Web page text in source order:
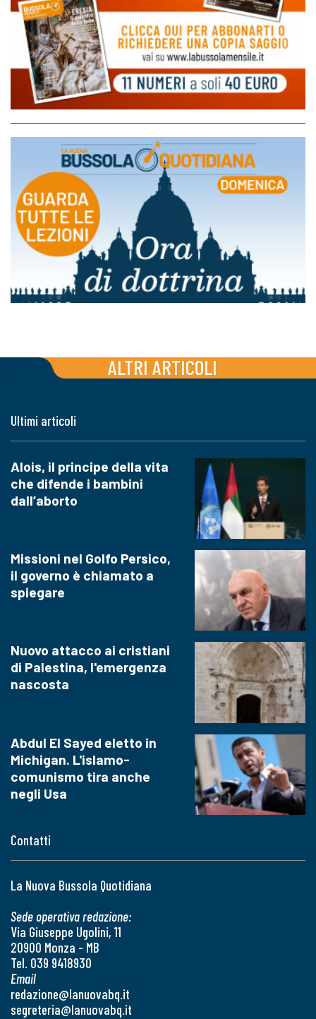
ALTRI ARTICOLI
Contatti
La Nuova Bussola Quotidiana
Sede operativa redazione:
Via Giuseppe Ugolini, 11
20900 Monza - MB
Tel. 039 9418930
Email
redazione@lanuovabq.it
segreteria@lanuovabq.it
Ultimi articoli
Alois, il principe della vita
che difende i bambini
dall’aborto
Missioni nel Golfo Persico,
il governo è chiamato a
spiegare
Nuovo attacco ai cristiani
di Palestina, l'emergenza
nascosta
Abdul El Sayed eletto in
Michigan. L'islamo-
comunismo tira anche
negli Usa